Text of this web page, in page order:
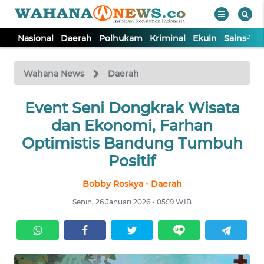
Nasional Daerah Polhukam Kriminal Ekuin Sains-
Wahana News Daerah
Event Seni Dongkrak Wisata
dan Ekonomi, Farhan
Optimistis Bandung Tumbuh
Positif
Bobby Roskya - Daerah
Senin, 26 Januari 2026 - 05:19 WIB
TV
Tutup
NASIONAL
DAERAH
EKUIN